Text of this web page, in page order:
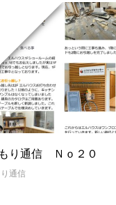
り通信 Ｎｏ２０
通信